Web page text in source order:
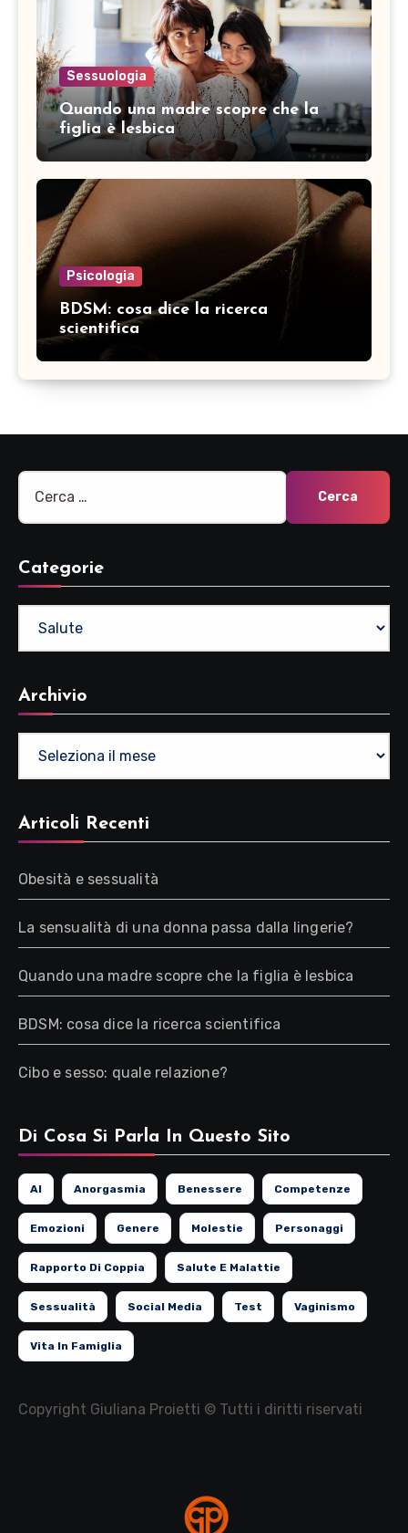
Sessuologia
Quando una madre scopre che la
figlia è lesbica
Psicologia
BDSM: cosa dice la ricerca
scientifica
Ricerca
per:
Categorie
Archivio
Articoli Recenti
Obesità e sessualità
La sensualità di una donna passa dalla lingerie?
Quando una madre scopre che la figlia è lesbica
BDSM: cosa dice la ricerca scientifica
Cibo e sesso: quale relazione?
Di Cosa Si Parla In Questo Sito
AI Anorgasmia Benessere Competenze
Emozioni Genere Molestie Personaggi
Rapporto Di Coppia Salute E Malattie
Sessualità Social Media Test Vaginismo
Vita In Famiglia
Copyright Giuliana Proietti © Tutti i diritti riservati